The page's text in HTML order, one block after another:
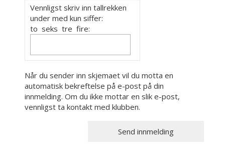
Vennligst skriv inn tallrekken
under med kun siffer:
to seks tre fire:
Når du sender inn skjemaet vil du motta en
automatisk bekreftelse på e-post på din
innmelding. Om du ikke mottar en slik e-post,
vennligst ta kontakt med klubben.